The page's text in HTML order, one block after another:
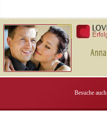
Besuche auch